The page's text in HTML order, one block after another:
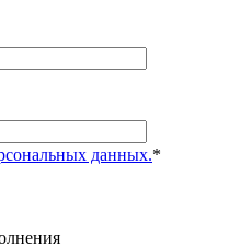
данных.*